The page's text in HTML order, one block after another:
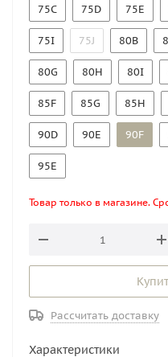
75C
75D 75E
75I 75J 80B
80G 80H 80I
85F 85G 85H
90D 90E 90F
95E
Товар только в магазине.
Рассчитать доставку
Характеристики